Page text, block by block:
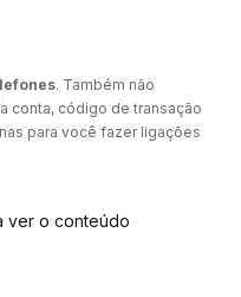
. Também não
conta, código de transação
para você fazer ligações
ver o conteúdo